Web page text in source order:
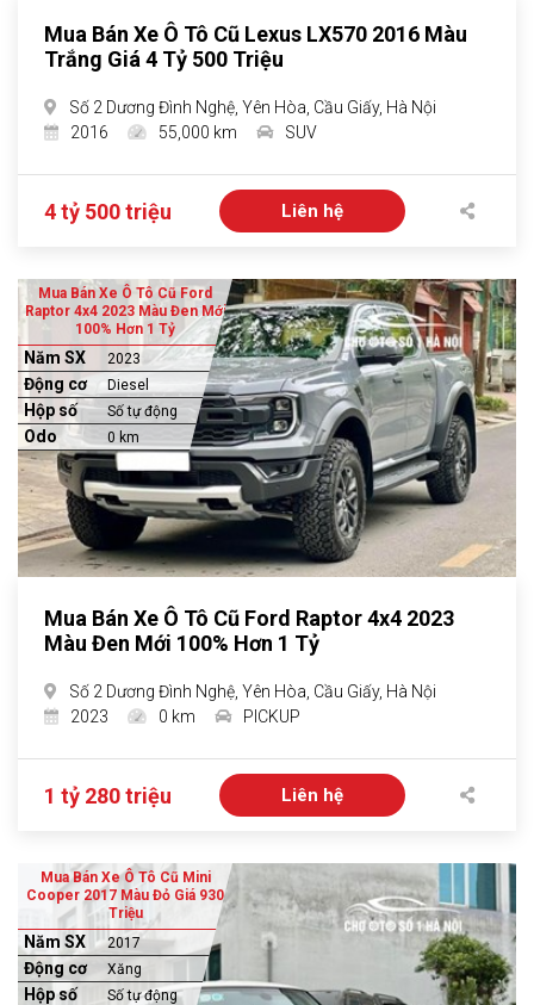
Mua Bán Xe Ô Tô Cũ Lexus LX570 2016 Màu
Trắng Giá 4 Tỷ 500 Triệu
Số 2 Dương Đình Nghệ, Yên Hòa, Cầu Giấy, Hà Nội
2016
55,000 km SUV
4 tỷ 500 triệu Liên hệ
Mua Bán Xe Ô Tô Cũ Ford
Raptor 4x4 2023 Màu Đen Mới
100% Hơn 1 Tỷ
Năm SX 2023
Động cơ Diesel
Hộp số Số tự động
Odo 0 km
Mua Bán Xe Ô Tô Cũ Ford Raptor 4x4 2023
Màu Đen Mới 100% Hơn 1 Tỷ
Số 2 Dương Đình Nghệ, Yên Hòa, Cầu Giấy, Hà Nội
2023
0 km PICKUP
1 tỷ 280 triệu Liên hệ
Mua Bán Xe Ô Tô Cũ Mini
Cooper 2017 Màu Đỏ Giá 930
Triệu
Năm SX 2017
Động cơ Xăng
Hộp số Số tự động